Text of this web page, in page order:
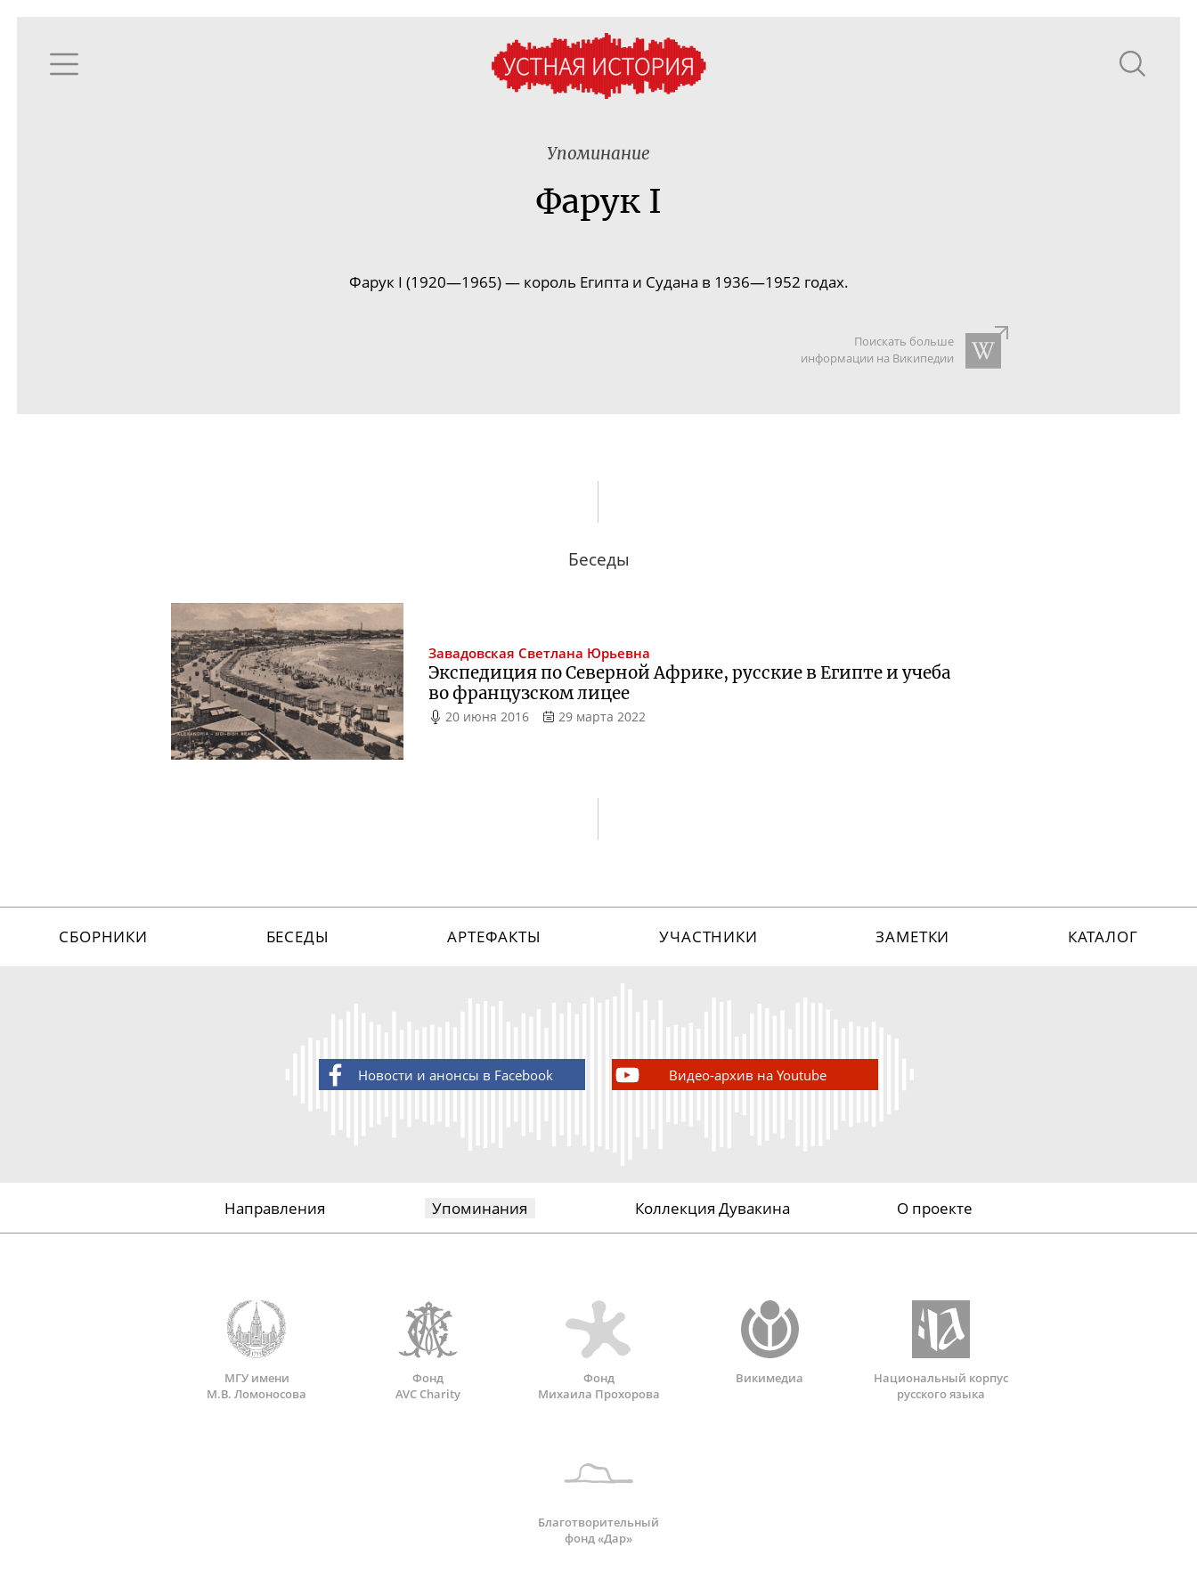
Упоминание
Фарук I
Фарук I (1920—1965) — король Египта и Судана в 1936—1952 годах.
Поискать больше
информации на Википедии
Беседы
Завадовская Светлана Юрьевна
Экспедиция по Северной Африке, русские в Египте и учеба
во французском лицее
20 июня 2016 29 марта 2022
СБОРНИКИ БЕСЕДЫ АРТЕФАКТЫ УЧАСТНИКИ ЗАМЕТКИ КАТАЛОГ
Новости и анонсы в Facebook Видео-архив на Youtube
Направления Упоминания Коллекция Дувакина О проекте
МГУ имени
М.В. Ломоносова
Фонд
AVC Charity
Фонд
Михаила Прохорова
Викимедиа
Национальный корпус
русского языка
Благотворительный
фонд «Дар»